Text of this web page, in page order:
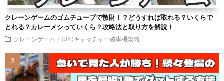
クレーンゲームのゴムチューブで散財！？どうすれば取れる？いくらで
とれる？カレーメシっていくら？攻略法と取り方を解説！
クレーンゲーム・UFOキャッチャー確率機攻略